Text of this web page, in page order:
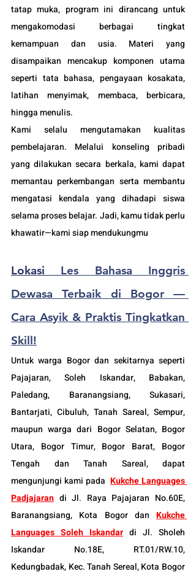
tatap muka, program ini dirancang untuk
mengakomodasi berbagai tingkat
kemampuan dan usia. Materi yang
disampaikan mencakup komponen utama
seperti tata bahasa, pengayaan kosakata,
latihan menyimak, membaca, berbicara,
hingga menulis.
Kami selalu mengutamakan kualitas
pembelajaran. Melalui konseling pribadi
yang dilakukan secara berkala, kami dapat
memantau perkembangan serta membantu
mengatasi kendala yang dihadapi siswa
selama proses belajar. Jadi, kamu tidak perlu
khawatir—kami siap mendukungmu
Lokasi Les Bahasa Inggris
Dewasa Terbaik di Bogor —
Cara Asyik & Praktis Tingkatkan
Skill!
Untuk warga Bogor dan sekitarnya seperti
Pajajaran, Soleh Iskandar, Babakan,
Paledang, Baranangsiang, Sukasari,
Bantarjati, Cibuluh, Tanah Sareal, Sempur,
maupun warga dari Bogor Selatan, Bogor
Utara, Bogor Timur, Bogor Barat, Bogor
Tengah dan Tanah Sareal, dapat
mengunjungi kami pada Kukche Languages
Padjajaran di Jl. Raya Pajajaran No.60E,
Baranangsiang, Kota Bogor dan Kukche
Languages Soleh Iskandar di Jl. Sholeh
Iskandar No.18E, RT.01/RW.10,